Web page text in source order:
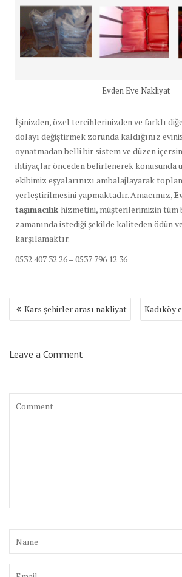
Evden Eve Nakliyat
İşinizden, özel tercihlerinizden ve farklı
dolayı değiştirmek zorunda kaldığınız
oynatmadan belli bir sistem ve düzen
ihtiyaçlar önceden belirlenerek konusunda
ekibimiz eşyalarınızı ambalajlayarak
yerleştirilmesini yapmaktadır. Amacımız,
taşımacılık hizmetini, müşterilerimizin tüm
zamanında istediği şekilde kaliteden ödün
karşılamaktır.
0532 407 32 26 – 0537 796 12 36
Yazı
dolaşımı
Kars şehirler arası nakliyat Kadıköy
Leave a Comment